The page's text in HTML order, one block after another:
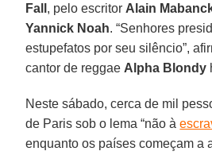
Fall , pelo escritor Alain
Yannick Noah. “Senhores
estupefatos por seu silêncio”,
cantor de reggae Alpha Blondy
Neste sábado, cerca de mil
de Paris sob o lema “não à
enquanto os países começam a